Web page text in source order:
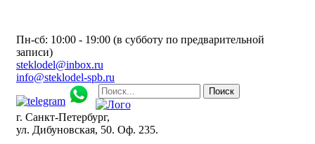
Пн-сб: 10:00 - 19:00 (в субботу по предварительной
записи)
steklodel@inbox.ru
info@steklodel-spb.ru
г. Санкт-Петербург,
ул. Дибуновская, 50. Оф. 235.